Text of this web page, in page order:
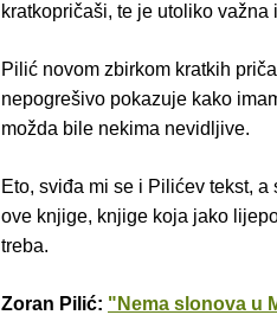
kratkopričaši, te je utoliko
Pilić novom zbirkom kratkih
nepogrešivo pokazuje kako
možda bile nekima nevidljive.
Eto, sviđa mi se i Pilićev tekst,
ove knjige, knjige koja jako
treba.
Zoran Pilić: "Nema slonova u